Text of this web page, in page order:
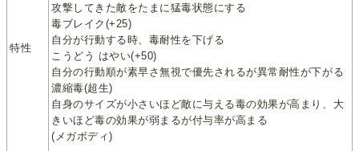
特性
攻撃してきた敵をたまに猛毒状態にする
毒ブレイク(+25)
自分が行動する時、毒耐性を下げる
こうどう はやい(+50)
自分の行動順が素早さ無視で優先されるが異常耐性が下がる
濃縮毒(超生)
自身のサイズが小さいほど敵に与える毒の効果が高まり、大
きいほど毒の効果が弱まるが付与率が高まる
(メガボディ)